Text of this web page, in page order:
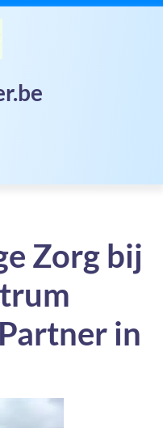
Zorg bij
in